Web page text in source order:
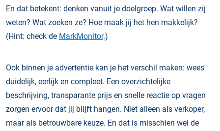
En dat betekent: denken vanuit je doelgroep. Wat willen zij
weten? Wat zoeken ze? Hoe maak jij het hen makkelijk?
(Hint: check de MarkMonitor.)
Ook binnen je advertentie kan je het verschil maken: wees
duidelijk, eerlijk en compleet. Een overzichtelijke
beschrijving, transparante prijs en snelle reactie op vragen
zorgen ervoor dat jij blijft hangen. Niet alleen als verkoper,
maar als betrouwbare keuze. En dat is misschien wel de